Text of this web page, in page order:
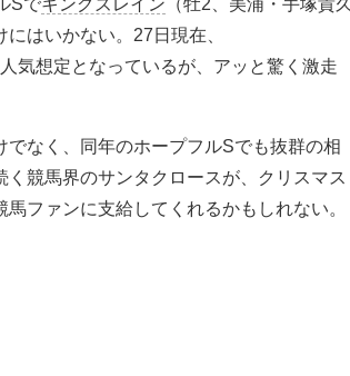
Sでキングズレイン （牡2、美浦・手塚貴久
はいかない。27日現在、
気想定となっているが、アッと驚く激走
なく、同年のホープフルSでも抜群の相
競馬界のサンタクロースが、クリスマス
ファンに支給してくれるかもしれない。